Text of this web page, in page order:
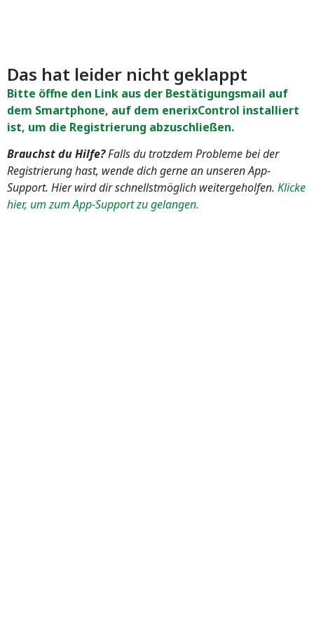
Das hat leider nicht geklappt
Bitte öffne den Link aus der Bestätigungsmail auf
dem Smartphone, auf dem enerixControl installiert
ist, um die Registrierung abzuschließen.
Brauchst du Hilfe?Falls du trotzdem Probleme bei der
Registrierung hast, wende dich gerne an unseren App-
Support. Hier wird dir schnellstmöglich weitergeholfen. Klicke
hier, um zum App-Support zu gelangen.